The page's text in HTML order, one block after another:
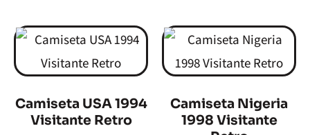
Camiseta USA 1994
Visitante Retro
Camiseta Nigeria
1998 Visitante